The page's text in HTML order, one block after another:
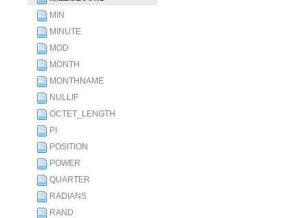
MIN
MINUTE
MOD
MONTH
MONTHNAME
NULLIF
OCTET_LENGTH
PI
POSITION
POWER
QUARTER
RADIANS
RAND